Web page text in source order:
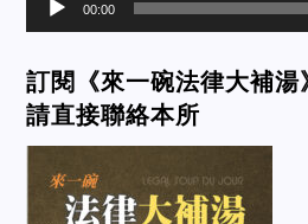
00:00
訂閱《來一碗法律大補湯
請直接聯絡本所